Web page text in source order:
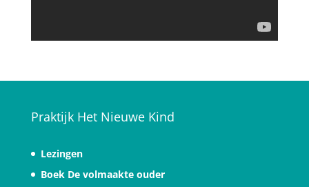
Praktijk Het Nieuwe Kind
Lezingen
Boek De volmaakte ouder